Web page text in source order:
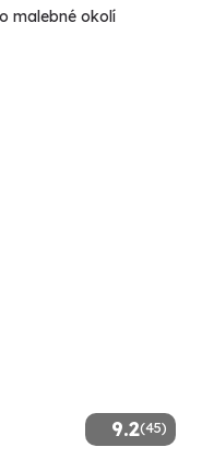
malebné okolí
9.2(45)